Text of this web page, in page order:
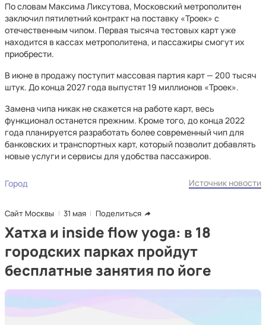
По словам Максима Ликсутова, Московский метрополитен
заключил пятилетний контракт на поставку «Троек» с
отечественным чипом. Первая тысяча тестовых карт уже
находится в кассах метрополитена, и пассажиры смогут их
приобрести.
В июне в продажу поступит массовая партия карт — 200 тысяч
штук. До конца 2027 года выпустят 19 миллионов «Троек».
Замена чипа никак не скажется на работе карт, весь
функционал останется прежним. Кроме того, до конца 2022
года планируется разработать более современный чип для
банковских и транспортных карт, который позволит добавлять
новые услуги и сервисы для удобства пассажиров.
Город Источник новости
Сайт Москвы 31 мая Поделиться
Хатха и inside flow yoga: в 18
городских парках пройдут
бесплатные занятия по йоге